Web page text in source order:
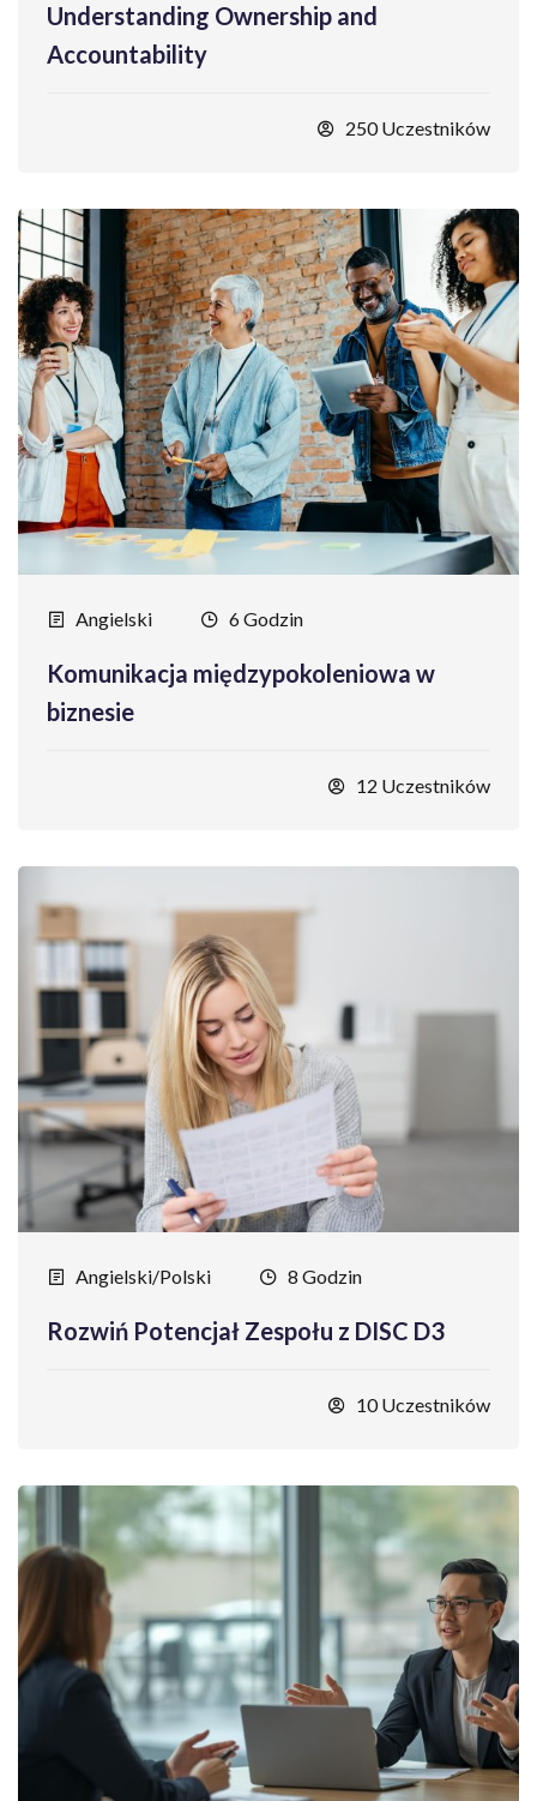
Understanding Ownership and
Accountability
250 Uczestników
Angielski 6 Godzin
Komunikacja międzypokoleniowa w
biznesie
12 Uczestników
Angielski/Polski 8 Godzin
Rozwiń Potencjał Zespołu z DISC D3
10 Uczestników